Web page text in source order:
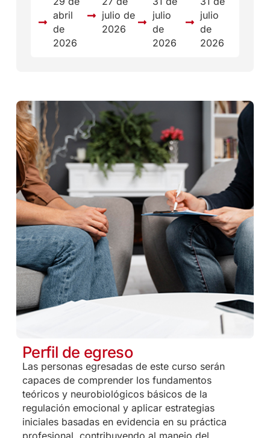
abril
de
2026
julio de
2026
julio
de
2026
julio
de
2026
Perfil de egreso
Las personas egresadas de este curso serán
capaces de comprender los fundamentos
teóricos y neurobiológicos básicos de la
regulación emocional y aplicar estrategias
iniciales basadas en evidencia en su práctica
profesional, contribuyendo al manejo del